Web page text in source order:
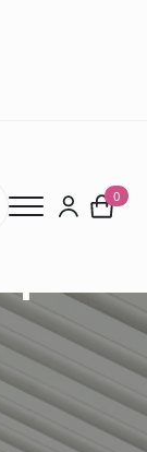
Search
for:
0